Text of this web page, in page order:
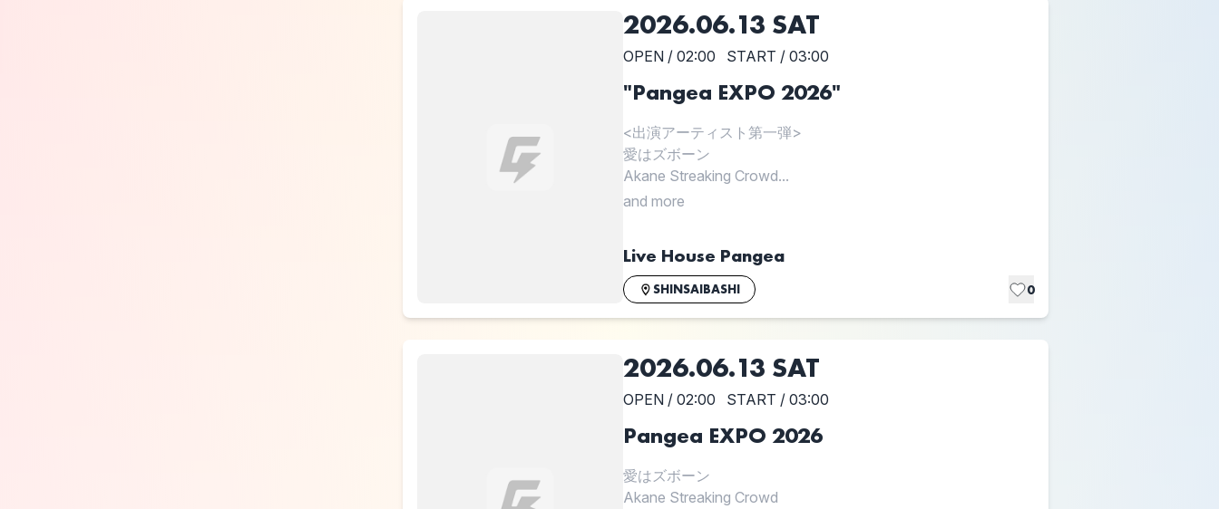
2026.06.13 SAT
OPEN / 02:00 START / 03:00
"Pangea EXPO 2026"
<出演アーティスト第一弾>
愛はズボーン
Akane Streaking Crowd...
and more
Live House Pangea
SHINSAIBASHI 0
2026.06.13 SAT
OPEN / 02:00 START / 03:00
Pangea EXPO 2026
愛はズボーン
Akane Streaking Crowd